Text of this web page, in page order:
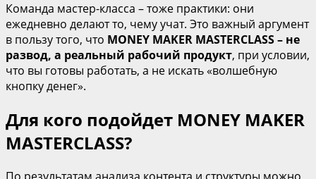
Команда мастер‑класса – тоже практики: они
ежедневно делают то, чему учат. Это важный аргумент
в пользу того, что MONEY MAKER MASTERCLASS – не
развод, а реальный рабочий продукт, при условии,
что вы готовы работать, а не искать «волшебную
кнопку денег».
Для кого подойдет MONEY MAKER
MASTERCLASS?